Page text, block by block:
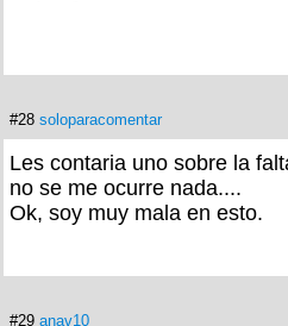
#28 soloparacomentar
Les contaria uno sobre la
no se me ocurre nada....
Ok, soy muy mala en esto.
#29 anav10